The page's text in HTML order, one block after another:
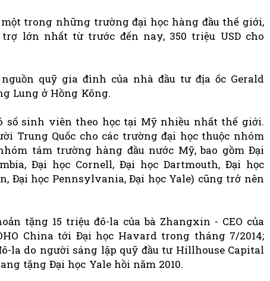
trong những trường đại học hàng đầu thế giới,
lớn nhất từ trước đến nay, 350 triệu USD cho
quỹ gia đình của nhà đầu tư địa ốc Gerald
Lung ở Hồng Kông.
số sinh viên theo học tại Mỹ nhiều nhất thế giới.
Trung Quốc cho các trường đại học thuộc nhóm
tám trường hàng đầu nước Mỹ, bao gồm Đại
Đại học Cornell, Đại học Dartmouth, Đại học
Đại học Pennsylvania, Đại học Yale) cũng trở nên
tặng 15 triệu đô-la của bà Zhangxin - CEO của
China tới Đại học Havard trong tháng 7/2014;
la do người sáng lập quỹ đầu tư Hillhouse Capital
tặng Đại học Yale hồi năm 2010.